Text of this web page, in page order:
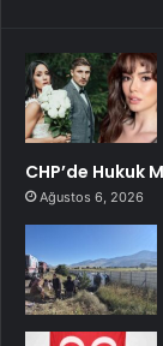
CHP’de Hukuk
Ağustos 6, 2026